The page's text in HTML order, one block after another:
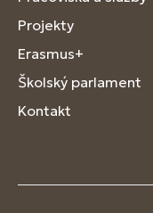
Projekty
Erasmus+
Školský parlament
Kontakt